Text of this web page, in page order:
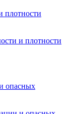
плотности
и плотности
опасных